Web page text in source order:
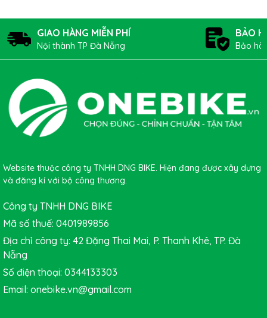
GIAO HÀNG MIỄN PHÍ
Nội thành TP Đà Nẵng
BẢO
Bảo
Website thuộc công ty TNHH DNG BIKE. Hiện đang được xây dựng
và đăng kí với bộ công thương.
Công ty TNHH DNG BIKE
Mã số thuế: 0401989856
Địa chỉ công ty: 42 Đặng Thai Mai, P. Thanh Khê, TP. Đà
Nẵng
Số điện thoại: 0344133303
Email: onebike.vn@gmail.com